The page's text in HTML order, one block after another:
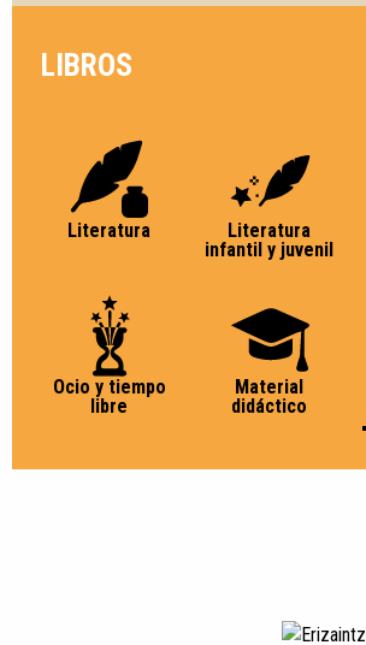
LIBROS
Literatura
Literatura
infantil y juvenil
Ocio y tiempo
libre
Material
didáctico